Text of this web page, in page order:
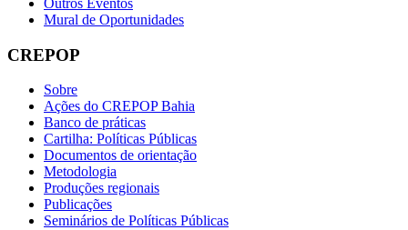
Outros Eventos
Mural de Oportunidades
CREPOP
Sobre
Ações do CREPOP Bahia
Banco de práticas
Cartilha: Políticas Públicas
Documentos de orientação
Metodologia
Produções regionais
Publicações
Seminários de Políticas Públicas